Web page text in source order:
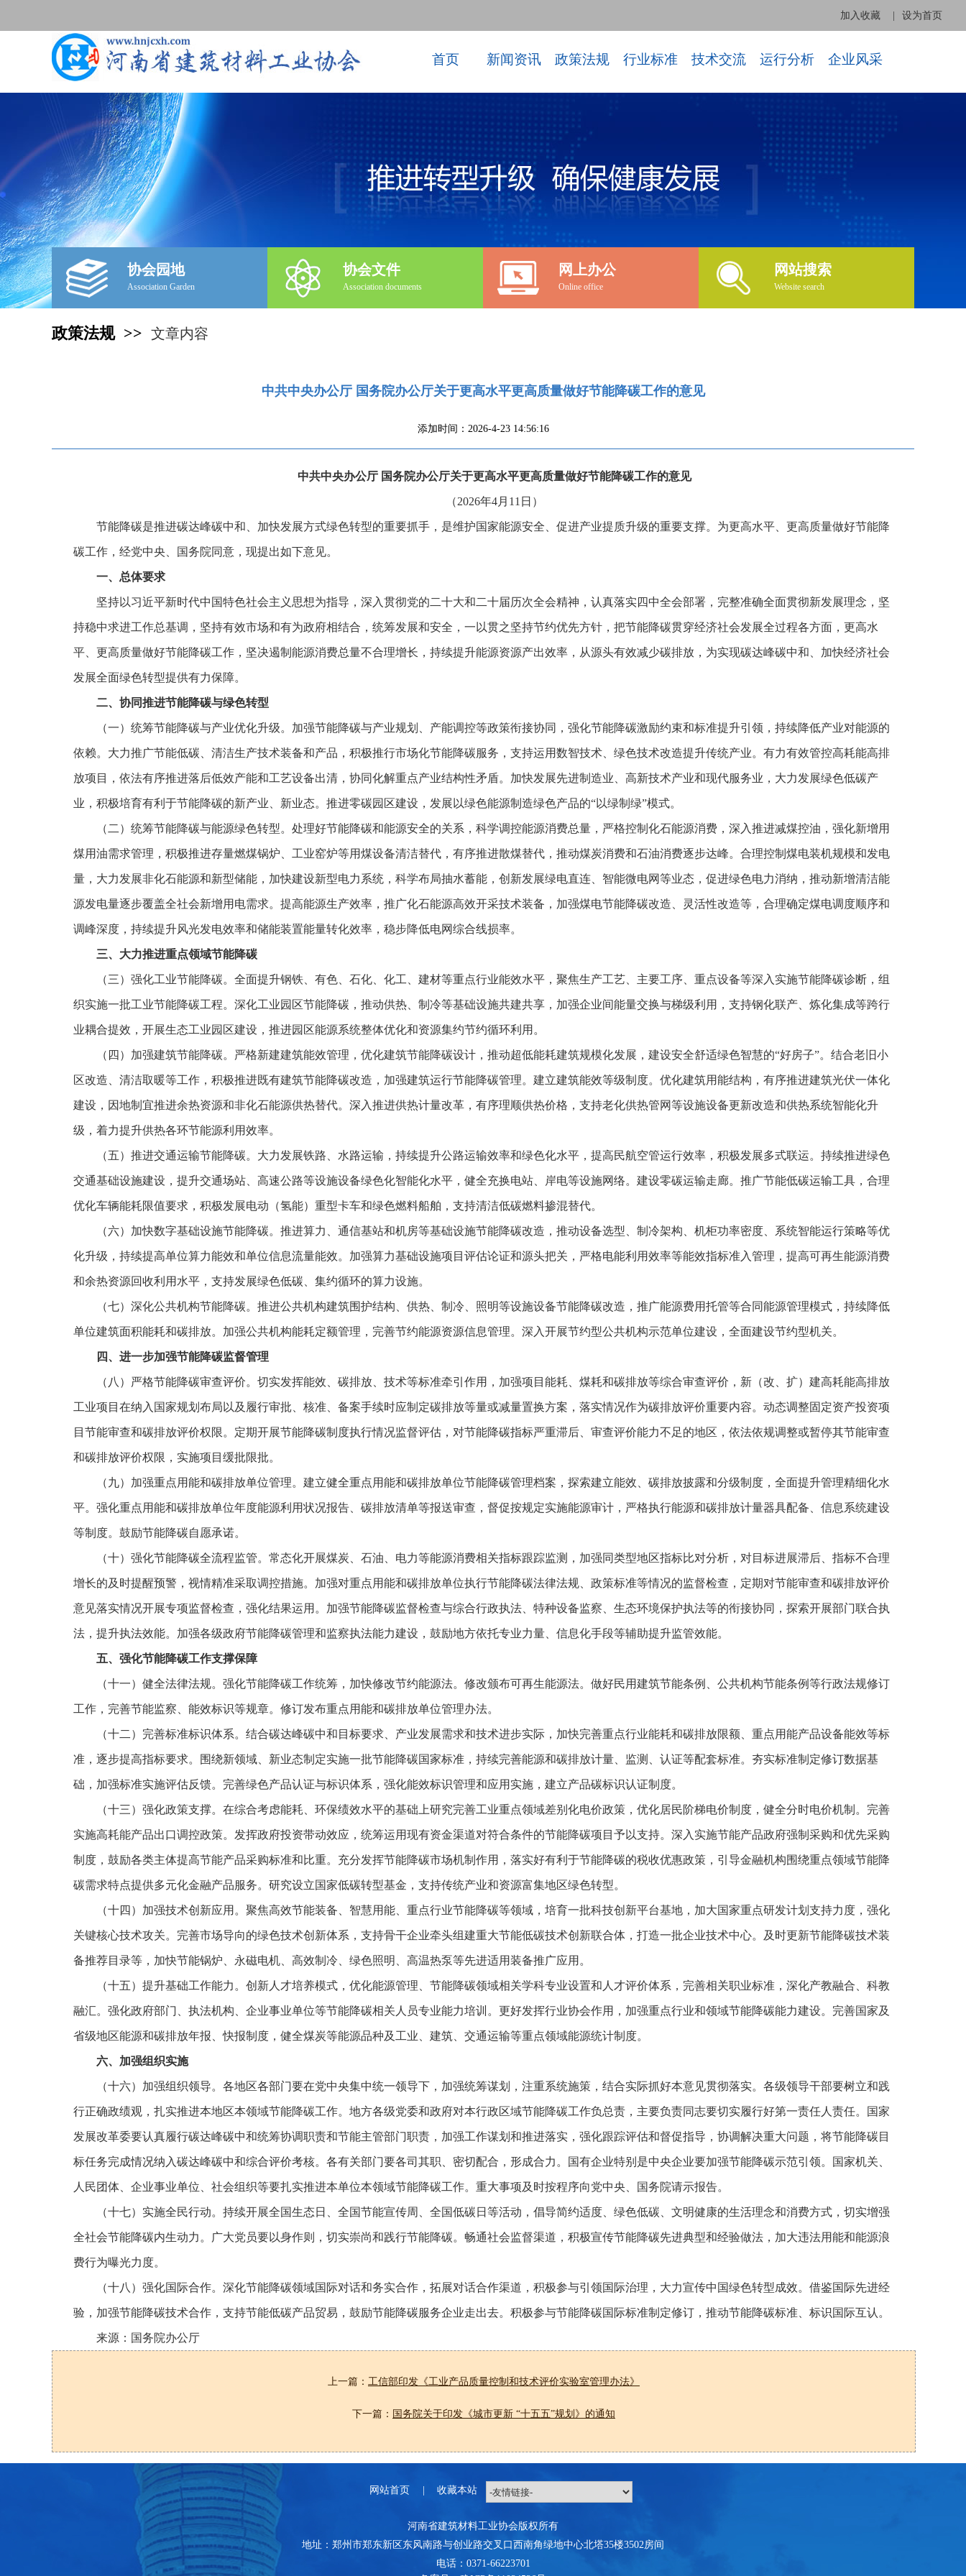
加入收藏 设为首页
首页 新闻资讯 政策法规 行业标准 技术交流 运行分析 企业风采
协会园地
Association Garden
协会文件
Association documents
网上办公
Online office
网站搜索
Website search
政策法规 >> 文章内容
中共中央办公厅 国务院办公厅关于更高水平更高质量做好节能降碳工作的意见
添加时间：2026-4-23 14:56:16
中共中央办公厅 国务院办公厅关于更高水平更高质量做好节能降碳工作的意见
（2026年4月11日）
节能降碳是推进碳达峰碳中和、加快发展方式绿色转型的重要抓手，是维护国家能源安全、促进产业提质升级的重要支撑。为更高水平、更高质量做好节能降
碳工作，经党中央、国务院同意，现提出如下意见。
一、总体要求
坚持以习近平新时代中国特色社会主义思想为指导，深入贯彻党的二十大和二十届历次全会精神，认真落实四中全会部署，完整准确全面贯彻新发展理念，坚
持稳中求进工作总基调，坚持有效市场和有为政府相结合，统筹发展和安全，一以贯之坚持节约优先方针，把节能降碳贯穿经济社会发展全过程各方面，更高水
平、更高质量做好节能降碳工作，坚决遏制能源消费总量不合理增长，持续提升能源资源产出效率，从源头有效减少碳排放，为实现碳达峰碳中和、加快经济社会
发展全面绿色转型提供有力保障。
二、协同推进节能降碳与绿色转型
（一）统筹节能降碳与产业优化升级。加强节能降碳与产业规划、产能调控等政策衔接协同，强化节能降碳激励约束和标准提升引领，持续降低产业对能源的
依赖。大力推广节能低碳、清洁生产技术装备和产品，积极推行市场化节能降碳服务，支持运用数智技术、绿色技术改造提升传统产业。有力有效管控高耗能高排
放项目，依法有序推进落后低效产能和工艺设备出清，协同化解重点产业结构性矛盾。加快发展先进制造业、高新技术产业和现代服务业，大力发展绿色低碳产
业，积极培育有利于节能降碳的新产业、新业态。推进零碳园区建设，发展以绿色能源制造绿色产品的“以绿制绿”模式。
（二）统筹节能降碳与能源绿色转型。处理好节能降碳和能源安全的关系，科学调控能源消费总量，严格控制化石能源消费，深入推进减煤控油，强化新增用
煤用油需求管理，积极推进存量燃煤锅炉、工业窑炉等用煤设备清洁替代，有序推进散煤替代，推动煤炭消费和石油消费逐步达峰。合理控制煤电装机规模和发电
量，大力发展非化石能源和新型储能，加快建设新型电力系统，科学布局抽水蓄能，创新发展绿电直连、智能微电网等业态，促进绿色电力消纳，推动新增清洁能
源发电量逐步覆盖全社会新增用电需求。提高能源生产效率，推广化石能源高效开采技术装备，加强煤电节能降碳改造、灵活性改造等，合理确定煤电调度顺序和
调峰深度，持续提升风光发电效率和储能装置能量转化效率，稳步降低电网综合线损率。
三、大力推进重点领域节能降碳
（三）强化工业节能降碳。全面提升钢铁、有色、石化、化工、建材等重点行业能效水平，聚焦生产工艺、主要工序、重点设备等深入实施节能降碳诊断，组
织实施一批工业节能降碳工程。深化工业园区节能降碳，推动供热、制冷等基础设施共建共享，加强企业间能量交换与梯级利用，支持钢化联产、炼化集成等跨行
业耦合提效，开展生态工业园区建设，推进园区能源系统整体优化和资源集约节约循环利用。
（四）加强建筑节能降碳。严格新建建筑能效管理，优化建筑节能降碳设计，推动超低能耗建筑规模化发展，建设安全舒适绿色智慧的“好房子”。结合老旧小
区改造、清洁取暖等工作，积极推进既有建筑节能降碳改造，加强建筑运行节能降碳管理。建立建筑能效等级制度。优化建筑用能结构，有序推进建筑光伏一体化
建设，因地制宜推进余热资源和非化石能源供热替代。深入推进供热计量改革，有序理顺供热价格，支持老化供热管网等设施设备更新改造和供热系统智能化升
级，着力提升供热各环节能源利用效率。
（五）推进交通运输节能降碳。大力发展铁路、水路运输，持续提升公路运输效率和绿色化水平，提高民航空管运行效率，积极发展多式联运。持续推进绿色
交通基础设施建设，提升交通场站、高速公路等设施设备绿色化智能化水平，健全充换电站、岸电等设施网络。建设零碳运输走廊。推广节能低碳运输工具，合理
优化车辆能耗限值要求，积极发展电动（氢能）重型卡车和绿色燃料船舶，支持清洁低碳燃料掺混替代。
（六）加快数字基础设施节能降碳。推进算力、通信基站和机房等基础设施节能降碳改造，推动设备选型、制冷架构、机柜功率密度、系统智能运行策略等优
化升级，持续提高单位算力能效和单位信息流量能效。加强算力基础设施项目评估论证和源头把关，严格电能利用效率等能效指标准入管理，提高可再生能源消费
和余热资源回收利用水平，支持发展绿色低碳、集约循环的算力设施。
（七）深化公共机构节能降碳。推进公共机构建筑围护结构、供热、制冷、照明等设施设备节能降碳改造，推广能源费用托管等合同能源管理模式，持续降低
单位建筑面积能耗和碳排放。加强公共机构能耗定额管理，完善节约能源资源信息管理。深入开展节约型公共机构示范单位建设，全面建设节约型机关。
四、进一步加强节能降碳监督管理
（八）严格节能降碳审查评价。切实发挥能效、碳排放、技术等标准牵引作用，加强项目能耗、煤耗和碳排放等综合审查评价，新（改、扩）建高耗能高排放
工业项目在纳入国家规划布局以及履行审批、核准、备案手续时应制定碳排放等量或减量置换方案，落实情况作为碳排放评价重要内容。动态调整固定资产投资项
目节能审查和碳排放评价权限。定期开展节能降碳制度执行情况监督评估，对节能降碳指标严重滞后、审查评价能力不足的地区，依法依规调整或暂停其节能审查
和碳排放评价权限，实施项目缓批限批。
（九）加强重点用能和碳排放单位管理。建立健全重点用能和碳排放单位节能降碳管理档案，探索建立能效、碳排放披露和分级制度，全面提升管理精细化水
平。强化重点用能和碳排放单位年度能源利用状况报告、碳排放清单等报送审查，督促按规定实施能源审计，严格执行能源和碳排放计量器具配备、信息系统建设
等制度。鼓励节能降碳自愿承诺。
（十）强化节能降碳全流程监管。常态化开展煤炭、石油、电力等能源消费相关指标跟踪监测，加强同类型地区指标比对分析，对目标进展滞后、指标不合理
增长的及时提醒预警，视情精准采取调控措施。加强对重点用能和碳排放单位执行节能降碳法律法规、政策标准等情况的监督检查，定期对节能审查和碳排放评价
意见落实情况开展专项监督检查，强化结果运用。加强节能降碳监督检查与综合行政执法、特种设备监察、生态环境保护执法等的衔接协同，探索开展部门联合执
法，提升执法效能。加强各级政府节能降碳管理和监察执法能力建设，鼓励地方依托专业力量、信息化手段等辅助提升监管效能。
五、强化节能降碳工作支撑保障
（十一）健全法律法规。强化节能降碳工作统筹，加快修改节约能源法。修改颁布可再生能源法。做好民用建筑节能条例、公共机构节能条例等行政法规修订
工作，完善节能监察、能效标识等规章。修订发布重点用能和碳排放单位管理办法。
（十二）完善标准标识体系。结合碳达峰碳中和目标要求、产业发展需求和技术进步实际，加快完善重点行业能耗和碳排放限额、重点用能产品设备能效等标
准，逐步提高指标要求。围绕新领域、新业态制定实施一批节能降碳国家标准，持续完善能源和碳排放计量、监测、认证等配套标准。夯实标准制定修订数据基
础，加强标准实施评估反馈。完善绿色产品认证与标识体系，强化能效标识管理和应用实施，建立产品碳标识认证制度。
（十三）强化政策支撑。在综合考虑能耗、环保绩效水平的基础上研究完善工业重点领域差别化电价政策，优化居民阶梯电价制度，健全分时电价机制。完善
实施高耗能产品出口调控政策。发挥政府投资带动效应，统筹运用现有资金渠道对符合条件的节能降碳项目予以支持。深入实施节能产品政府强制采购和优先采购
制度，鼓励各类主体提高节能产品采购标准和比重。充分发挥节能降碳市场机制作用，落实好有利于节能降碳的税收优惠政策，引导金融机构围绕重点领域节能降
碳需求特点提供多元化金融产品服务。研究设立国家低碳转型基金，支持传统产业和资源富集地区绿色转型。
（十四）加强技术创新应用。聚焦高效节能装备、智慧用能、重点行业节能降碳等领域，培育一批科技创新平台基地，加大国家重点研发计划支持力度，强化
关键核心技术攻关。完善市场导向的绿色技术创新体系，支持骨干企业牵头组建重大节能低碳技术创新联合体，打造一批企业技术中心。及时更新节能降碳技术装
备推荐目录等，加快节能锅炉、永磁电机、高效制冷、绿色照明、高温热泵等先进适用装备推广应用。
（十五）提升基础工作能力。创新人才培养模式，优化能源管理、节能降碳领域相关学科专业设置和人才评价体系，完善相关职业标准，深化产教融合、科教
融汇。强化政府部门、执法机构、企业事业单位等节能降碳相关人员专业能力培训。更好发挥行业协会作用，加强重点行业和领域节能降碳能力建设。完善国家及
省级地区能源和碳排放年报、快报制度，健全煤炭等能源品种及工业、建筑、交通运输等重点领域能源统计制度。
六、加强组织实施
（十六）加强组织领导。各地区各部门要在党中央集中统一领导下，加强统筹谋划，注重系统施策，结合实际抓好本意见贯彻落实。各级领导干部要树立和践
行正确政绩观，扎实推进本地区本领域节能降碳工作。地方各级党委和政府对本行政区域节能降碳工作负总责，主要负责同志要切实履行好第一责任人责任。国家
发展改革委要认真履行碳达峰碳中和统筹协调职责和节能主管部门职责，加强工作谋划和推进落实，强化跟踪评估和督促指导，协调解决重大问题，将节能降碳目
标任务完成情况纳入碳达峰碳中和综合评价考核。各有关部门要各司其职、密切配合，形成合力。国有企业特别是中央企业要加强节能降碳示范引领。国家机关、
人民团体、企业事业单位、社会组织等要扎实推进本单位本领域节能降碳工作。重大事项及时按程序向党中央、国务院请示报告。
（十七）实施全民行动。持续开展全国生态日、全国节能宣传周、全国低碳日等活动，倡导简约适度、绿色低碳、文明健康的生活理念和消费方式，切实增强
全社会节能降碳内生动力。广大党员要以身作则，切实崇尚和践行节能降碳。畅通社会监督渠道，积极宣传节能降碳先进典型和经验做法，加大违法用能和能源浪
费行为曝光力度。
（十八）强化国际合作。深化节能降碳领域国际对话和务实合作，拓展对话合作渠道，积极参与引领国际治理，大力宣传中国绿色转型成效。借鉴国际先进经
验，加强节能降碳技术合作，支持节能低碳产品贸易，鼓励节能降碳服务企业走出去。积极参与节能降碳国际标准制定修订，推动节能降碳标准、标识国际互认。
来源：国务院办公厅
上一篇： 工信部印发《工业产品质量控制和技术评价实验室管理办法》
下一篇： 国务院关于印发《城市更新 “十五五”规划》的通知